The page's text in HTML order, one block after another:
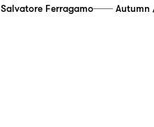
Salvatore Ferragamo── Autumn